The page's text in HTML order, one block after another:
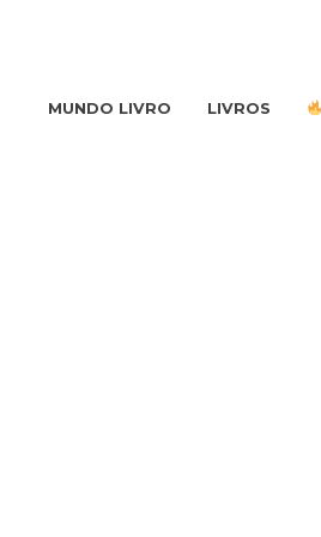
MUNDO LIVRO LIVROS